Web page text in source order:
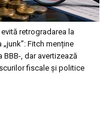
retrogradarea la
Fitch menține
BBB-, dar avertizează
fiscale și politice